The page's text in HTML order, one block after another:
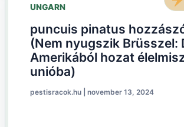
UNGARN
puncuis pinatus
(Nem nyugszik Brüsszel:
Amerikából hozat
unióba)
pestisracok.hu november 13, 2024